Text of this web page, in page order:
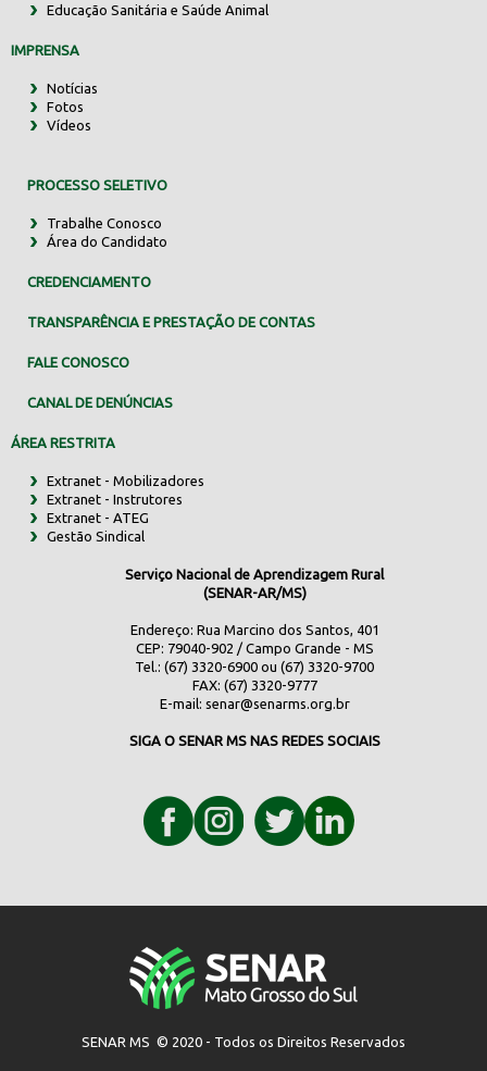
Educação Sanitária e Saúde Animal
IMPRENSA
Notícias
Fotos
Vídeos
PROCESSO SELETIVO
Trabalhe Conosco
Área do Candidato
CREDENCIAMENTO
TRANSPARÊNCIA E PRESTAÇÃO DE CONTAS
FALE CONOSCO
CANAL DE DENÚNCIAS
ÁREA RESTRITA
Extranet - Mobilizadores
Extranet - Instrutores
Extranet - ATEG
Gestão Sindical
Serviço Nacional de Aprendizagem Rural
(SENAR-AR/MS)
Endereço: Rua Marcino dos Santos, 401
CEP: 79040-902 / Campo Grande - MS
Tel.: (67) 3320-6900 ou (67) 3320-9700
FAX: (67) 3320-9777
E-mail: senar@senarms.org.br
SIGA O SENAR MS NAS REDES SOCIAIS
SENAR MS © 2020 - Todos os Direitos Reservados